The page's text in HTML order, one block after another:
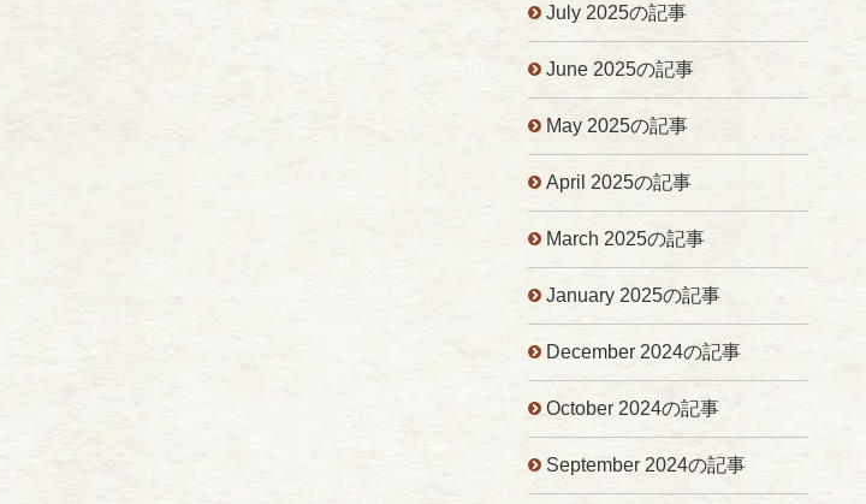
July 2025の記事
June 2025の記事
May 2025の記事
April 2025の記事
March 2025の記事
January 2025の記事
December 2024の記事
October 2024の記事
September 2024の記事